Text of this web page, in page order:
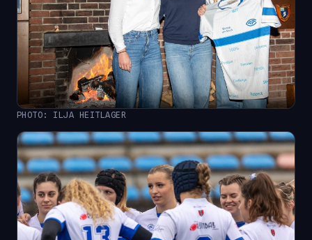
PHOTO: ILJA HEITLAGER